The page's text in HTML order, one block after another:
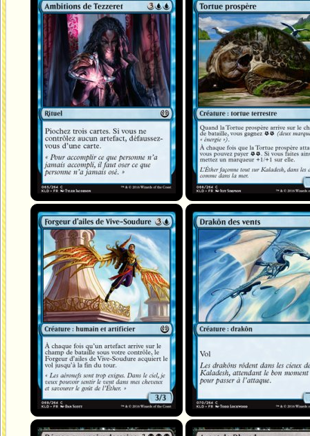
Ambitions de Tezzeret Tortue prospère
Forgeur d'ailes de Vive-Soudure Drakôn des vents